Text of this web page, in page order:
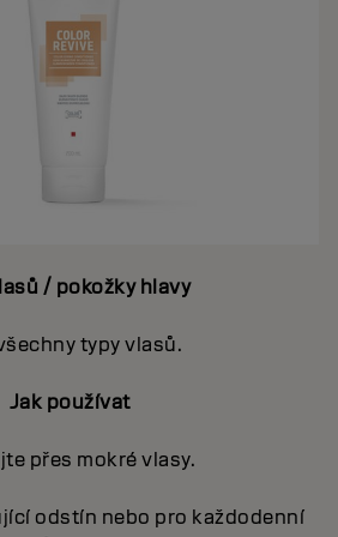
/ pokožky hlavy
typy vlasů.
Jak používat
přes mokré vlasy.
odstín nebo pro každodenní